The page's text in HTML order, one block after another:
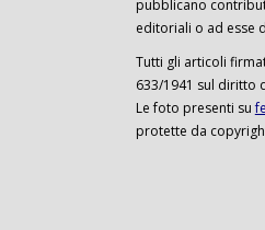
pubblicano
editoriali o ad esse
Tutti gli articoli
633/1941 sul diritto
Le foto presenti su
protette da